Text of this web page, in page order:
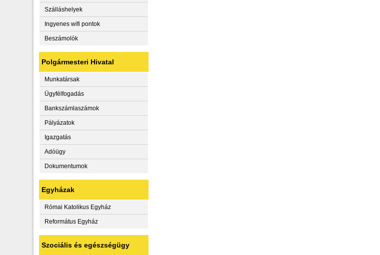
Szálláshelyek
Ingyenes wifi pontok
Beszámolók
Polgármesteri Hivatal
Munkatársak
Ügyfélfogadás
Bankszámlaszámok
Pályázatok
Igazgatás
Adóügy
Dokumentumok
Egyházak
Római Katolikus Egyház
Református Egyház
Szociális és egészségügy